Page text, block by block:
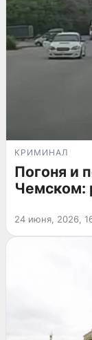
КРИМИНАЛ
Погоня и
Чемском:
24 июня, 2026,